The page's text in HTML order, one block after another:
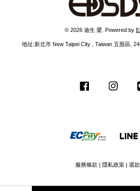
© 2026 迪生 愛. Powered by
地址:新北市 New Taipei City , Taiwan 五股區,
Facebook
服務條款 | 隱私政策 | 退